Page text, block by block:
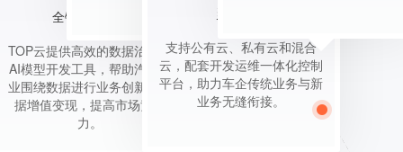
全链数据服务
TOP云提供高效的数据治理与
AI模型开发工具，帮助汽车行
业围绕数据进行业务创新与数
据增值变现，提高市场竞争
力。
支持公有云、私有云和混合
云，配套开发运维一体化控制
平台，助力车企传统业务与新
业务无缝衔接。